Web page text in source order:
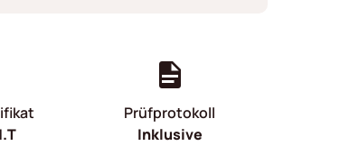
Prüfprotokoll
Inklusive